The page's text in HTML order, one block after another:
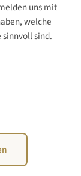
uns mit
welche
sind.